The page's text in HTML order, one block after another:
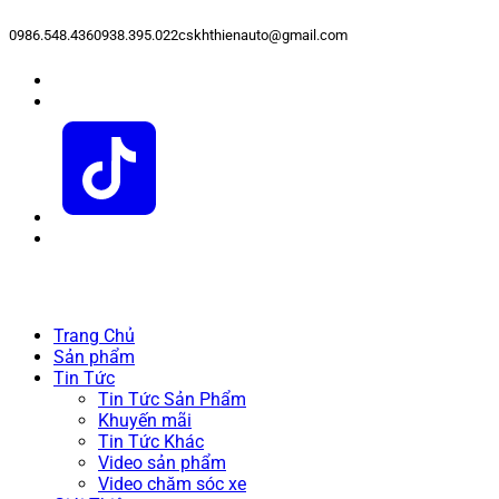
0986.548.4360938.395.022cskhthienauto@gmail.com
Trang Chủ
Sản phẩm
Tin Tức
Tin Tức Sản Phẩm
Khuyến mãi
Tin Tức Khác
Video sản phẩm
Video chăm sóc xe